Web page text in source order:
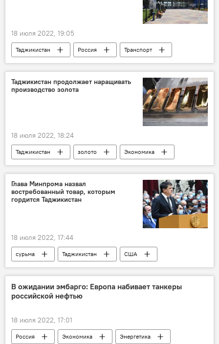
18 июля 2022, 19:05
Таджикистан Россия
Транспорт
железная дорога
Россия - Таджикистан: новости об авиа- и ж/д перевозках
Таджикистан продолжает наращивать
производство золота
18 июля 2022, 18:24
Таджикистан золото
Экономика
производство
Глава Минпрома назвал
востребованный товар, которым
гордится Таджикистан
18 июля 2022, 17:44
сурьма Таджикистан
США
Промышленность
В ожидании эмбарго: Европа набивает танкеры
российской нефтью
18 июля 2022, 17:01
Россия Экономика Энергетика